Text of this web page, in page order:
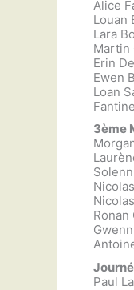
Alice
Louan
Lara
Martin
Erin
Ewen
Loan
3ème
Ronan
Paul